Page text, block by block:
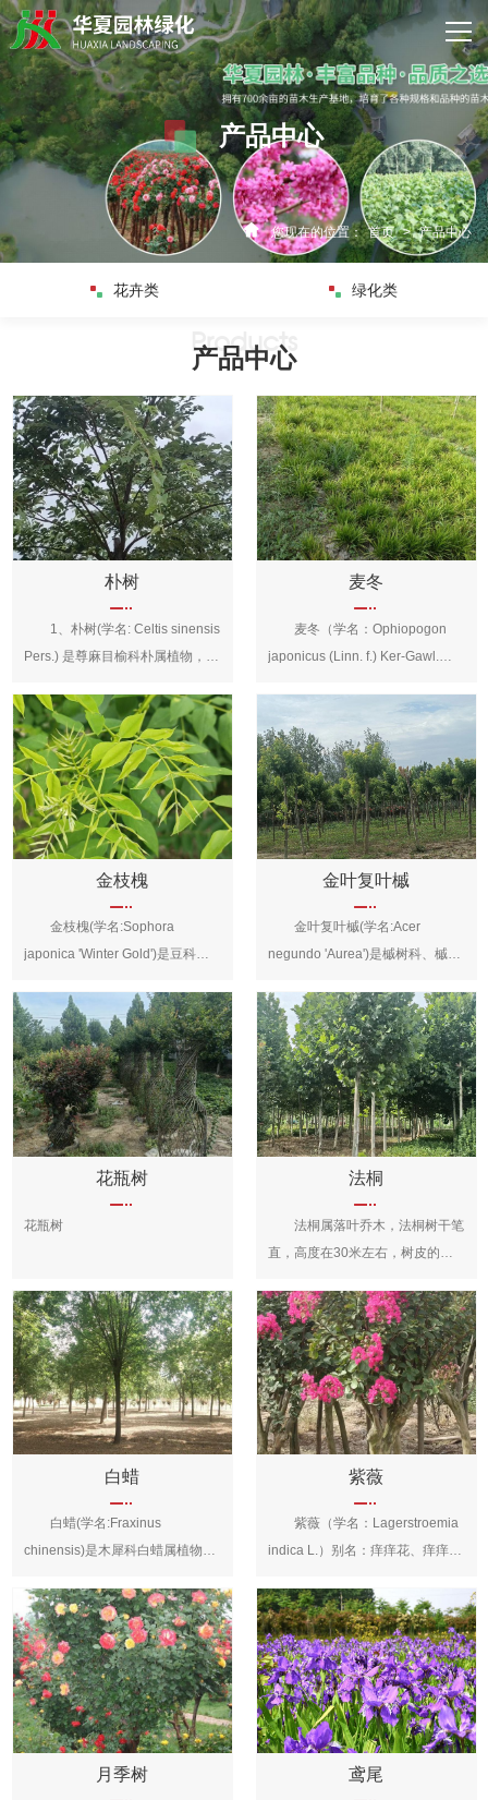
网站首页
关于我们
产品中心
联系我们
产品中心
您现在的位置： 首页 > 产品中心
花卉类 绿化类
产品中心
朴树
1、朴树(学名: Celtis sinensis
Pers.) 是尊麻目榆科朴属植物，落
灰色。一年生枝被密毛。叶互生，
革质，宽卵形至狭卵形，长3-10
厘米，宽1.5-4厘米。花杂性(两性
花和单性花同株) ，1-3朵生于当
年枝的叶腋。核果单生或2个并生
近球形，熟时红褐色，果核有六和
突肋。花期4-5月，果期9-11
流域、秦岭以南至华南各省区、长
江中下游和以南诸省 (区)以及台湾
多生长于海拔100-1500米的路
旁、山坡、林缘处。
麦冬
麦冬（学名：Ophiopogon
japonicus (Linn. f.) Ker-Gawl.）
物，根较粗，中间或近末端常膨大
成椭圆形或纺锤形的小块根，茎很
短，叶基生成丛，禾叶状，苞片披
针形，先端渐尖，种子球形，花期
5-8月，果期8-9月。麦冬原产中
国，日本、越南、印度也有分布。
中国南方等地均有栽培。生于海拔
或溪旁。麦冬的小块根是中药，有
生津解渴、润肺止咳之效。
金枝槐
金枝槐(学名:Sophora
japonica 'Winter Gold')是豆科、
20米;树皮灰褐色，具纵裂纹。生
枝条秋季逐渐变成黄色、深黄色，
2年生的树体呈金黄色，树皮光
滑，羽状复叶叶轴初被疏柔毛，旋
即脱净;叶柄基部膨大，包裹着芽;
托叶形状多变，羽状复叶，椭圆
形，光滑，淡绿色、黄色、深黄
花萼呈吊钟状，具灰色绒毛，花冠
种子排列较紧密，果皮肉质，成熟
后不开裂，种子椭圆形。5-8月开
花，8-10月结果。 分布于中
国北京、辽宁、陕西、新疆、山
东、河南、江苏、安徽等地。金枝
槐耐旱、耐寒力较强，对土壤要求
不严格，贫瘠土壤可生长，腐殖质
肥沃的土壤，生长良好。 金枝
槐树木通体呈金黄色，富贵、美
丽，是公路、校园、庭院、公园、
较高的观赏价值。
金叶复叶槭
金叶复叶槭(学名:Acer
negundo 'Aurea')是槭树科、槭
高可达18米。树皮深黄色。小枝
柱形，无绒毛，1年生枝条淡绿
色，多年生枝条深黄色。冬芽较
小，鳞片2。羽状复叶，长8-26厘
米，叶小，纸质，椭圆形，长7-
11厘米，宽1.5-4.5厘米，先端渐
尖，基部呈楔形，边缘具齿，小叶
毛。雄花花序呈伞状，下垂，花梗
长1.0-3.5厘米，花小，淡黄色，
花丝较长，子房无绒毛。坚果，椭
圆形，无绒毛。花期4-6月，果期
8-9月。 原产于北美洲。中国
华北、东北、西北、华南及华东地
区均有作园林绿化植物栽培，具有
较广的适生范围。喜阳树种，较耐
寒、耐旱，生长能力极强，对土壤
要求不高，贫瘠土壤也能生长，腐
殖质肥沃且排水良好的沙壤土生长
好。 金叶复叶槭不仅耐寒，而
都能生长，孤植群植均可。它属于
彩叶植物，色彩别具一格，能丰富
园林景观，可为园林景观锦上添
花，其姿态优美，在园林景观中独
具魅力。
花瓶树
花瓶树
法桐
法桐属落叶乔木，法桐树干笔
直，高度在30米左右，树皮的颜
法桐嫩枝爱有黄褐色绒毛，以后会
变成红褐色。法桐喜欢温暖湿润、
阳光充足的环境，有一定的耐寒能
力，对土壤的适应性较广，但是喜
欢土层深厚、肥沃、排水性好的微
酸性或中性土壤，能吸收灰尘，还
能减少噪音，保持水土，防风固
病、高血压、胃痛、腹泻等.
白蜡
白蜡(学名:Fraxinus
chinensis)是木犀科白蜡属植物的
虫，故取名白蜡树，又是固沙树
种。本属约70种，主要分布于北
半球温带，极少数向南延伸至热
带。中国约有20余种，分布广的
是白蜡树。木材坚韧，耐水湿，制
做家具、农具、胶合板等用;枝条
可编筐;树皮称"秦皮"，中医用作清
紫薇
紫薇（学名：Lagerstroemia
indica L.）别名：痒痒花、痒痒
洋水杨梅、百日红、无皮树，拉丁
文名：Lagerstroemia indica L. 千
屈菜科、紫薇属落叶灌木或小乔
木，高可达7米；树皮平滑，灰色
或灰褐色；枝干多扭曲，小枝纤
细，叶互生或有时对生，纸质，椭
圆形、阔矩圆形或倒卵形，幼时绿
月季树 鸢尾